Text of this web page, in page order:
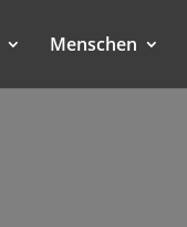
Menschen